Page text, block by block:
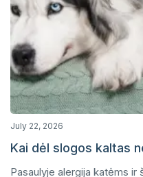
July 22, 2026
Kai dėl slogos kaltas
Pasaulyje alergija katėms ir